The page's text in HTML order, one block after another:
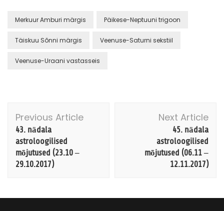
Merkuur Amburi märgis Päikese-Neptuuni trigoon
Täiskuu Sõnni märgis Veenuse-Saturni sekstiil
Veenuse-Uraani vastasseis
Post
Navigation
Previous Article
43. nädala
astroloogilised
mõjutused (23.10 –
29.10.2017)
Next Article
45. nädala
astroloogilised
mõjutused (06.11 –
12.11.2017)